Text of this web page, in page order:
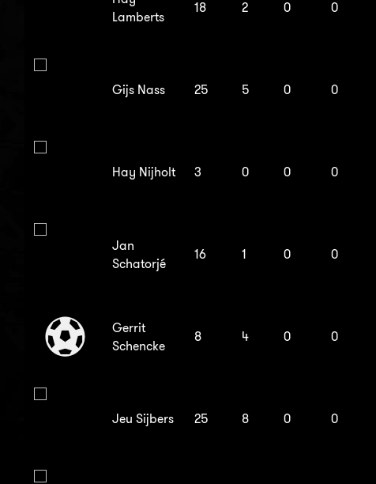
Lamberts
18 2 0 0
Gijs Nass 25 5 0 0
Hay Nijholt 3 0 0 0
Jan
Schatorjé
16 1 0 0
Gerrit
Schencke
8 4 0 0
Jeu Sijbers 25 8 0 0